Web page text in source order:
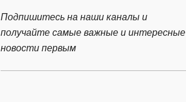
Подпишитесь на наши каналы и
получайте самые важные и интересные
новости первым